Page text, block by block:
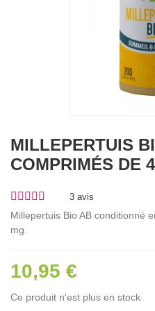
MILLEPERTUIS
COMPRIMÉS DE
3 avis
Millepertuis Bio AB conditionné
mg.
10,95 €
Ce produit n'est plus en stock